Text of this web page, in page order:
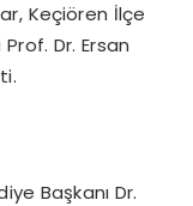
Keçiören İlçe
Dr. Ersan
Başkanı Dr.